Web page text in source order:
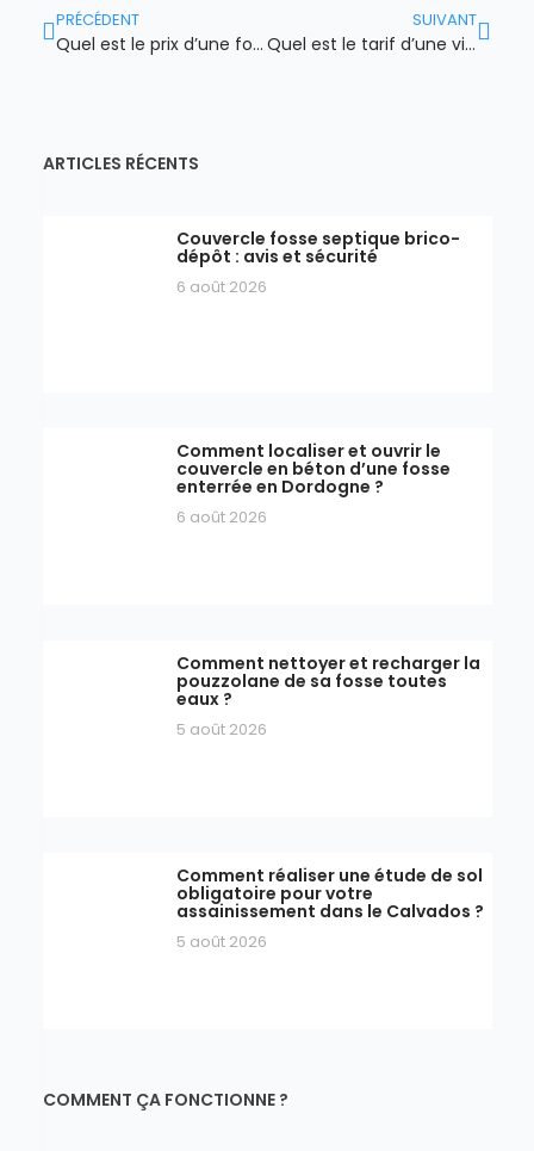
PRÉCÉDENT
Quel est le prix d’une fosse septique ?
SUIVANT
Quel est le tarif d’une vidange de fosse toutes eaux en 2026 ?
ARTICLES RÉCENTS
Couvercle fosse septique brico-
dépôt : avis et sécurité
6 août 2026
Comment localiser et ouvrir le
couvercle en béton d’une fosse
enterrée en Dordogne ?
6 août 2026
Comment nettoyer et recharger la
pouzzolane de sa fosse toutes
eaux ?
5 août 2026
Comment réaliser une étude de sol
obligatoire pour votre
assainissement dans le Calvados ?
5 août 2026
COMMENT ÇA FONCTIONNE ?